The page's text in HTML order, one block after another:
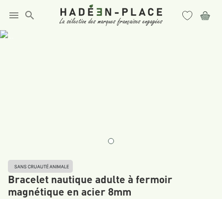
menu search
SANS CRUAUTÉ ANIMALE
Bracelet nautique adulte à fermoir
magnétique en acier 8mm